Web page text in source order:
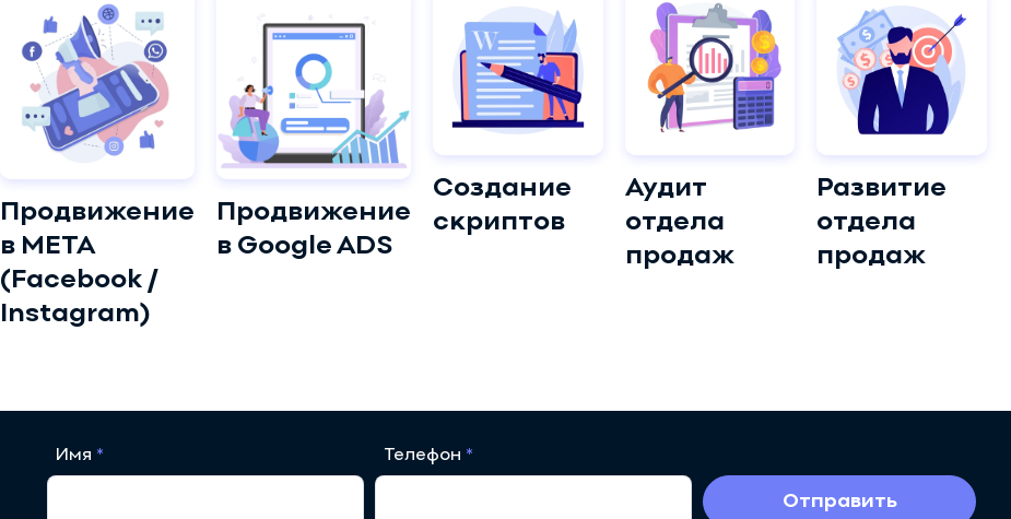
Продвижение
в META
(Facebook /
Instagram)
Продвижение
в Google ADS
Создание
скриптов
Аудит
отдела
продаж
Развитие
отдела
продаж
Имя Телефон
Отправить